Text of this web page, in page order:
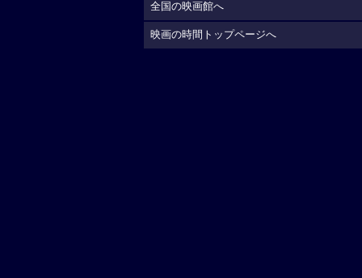
全国の映画館へ
映画の時間トップページへ